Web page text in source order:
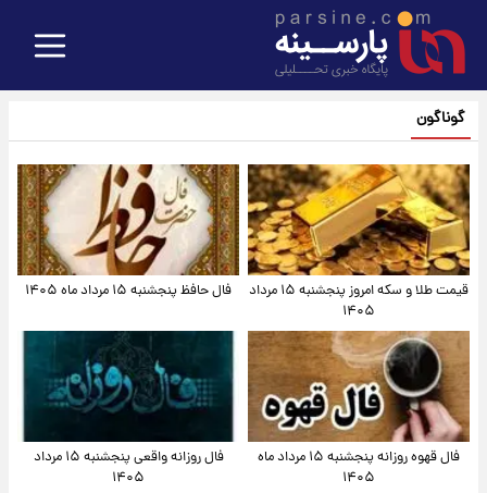
گوناگون
قیمت طلا و سکه امروز پنجشنبه ۱۵ مرداد
۱۴۰۵
فال حافظ پنجشنبه ۱۵ مرداد ماه ۱۴۰۵
فال قهوه روزانه پنجشنبه ۱۵ مرداد ماه
۱۴۰۵
فال روزانه واقعی پنجشنبه ۱۵ مرداد
۱۴۰۵